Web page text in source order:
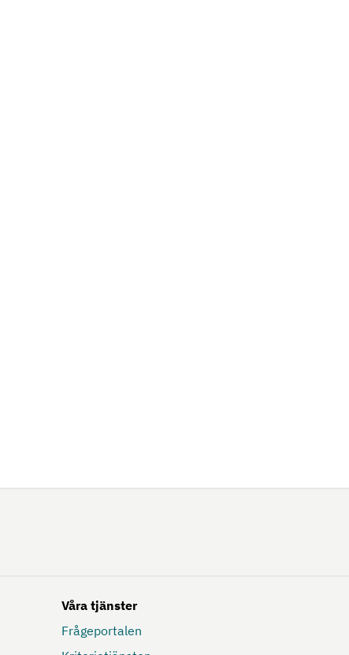
Våra tjänster
Frågeportalen